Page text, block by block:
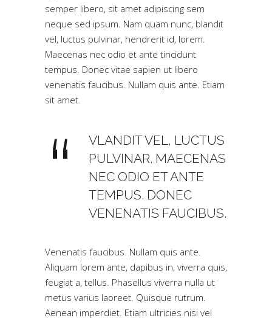
semper libero, sit amet adipiscing sem
neque sed ipsum. Nam quam nunc, blandit
vel, luctus pulvinar, hendrerit id, lorem.
Maecenas nec odio et ante tincidunt
tempus. Donec vitae sapien ut libero
venenatis faucibus. Nullam quis ante. Etiam
sit amet.
VLANDIT VEL, LUCTUS
PULVINAR. MAECENAS
NEC ODIO ET ANTE
TEMPUS. DONEC
VENENATIS FAUCIBUS.
Venenatis faucibus. Nullam quis ante.
Aliquam lorem ante, dapibus in, viverra quis,
feugiat a, tellus. Phasellus viverra nulla ut
metus varius laoreet. Quisque rutrum.
Aenean imperdiet. Etiam ultricies nisi vel